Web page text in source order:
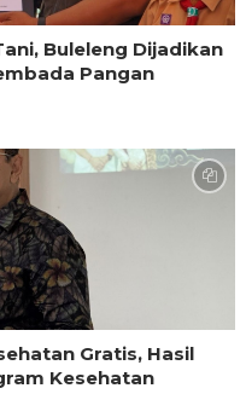
Buleleng Dijadikan
Pangan
Gratis, Hasil
Kesehatan